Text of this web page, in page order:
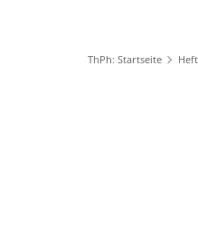
ThPh: Startseite